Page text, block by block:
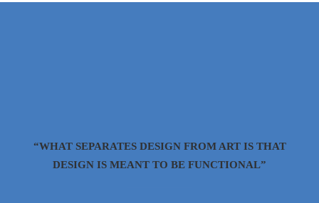
“WHAT SEPARATES DESIGN FROM ART IS THAT
DESIGN IS MEANT TO BE FUNCTIONAL”